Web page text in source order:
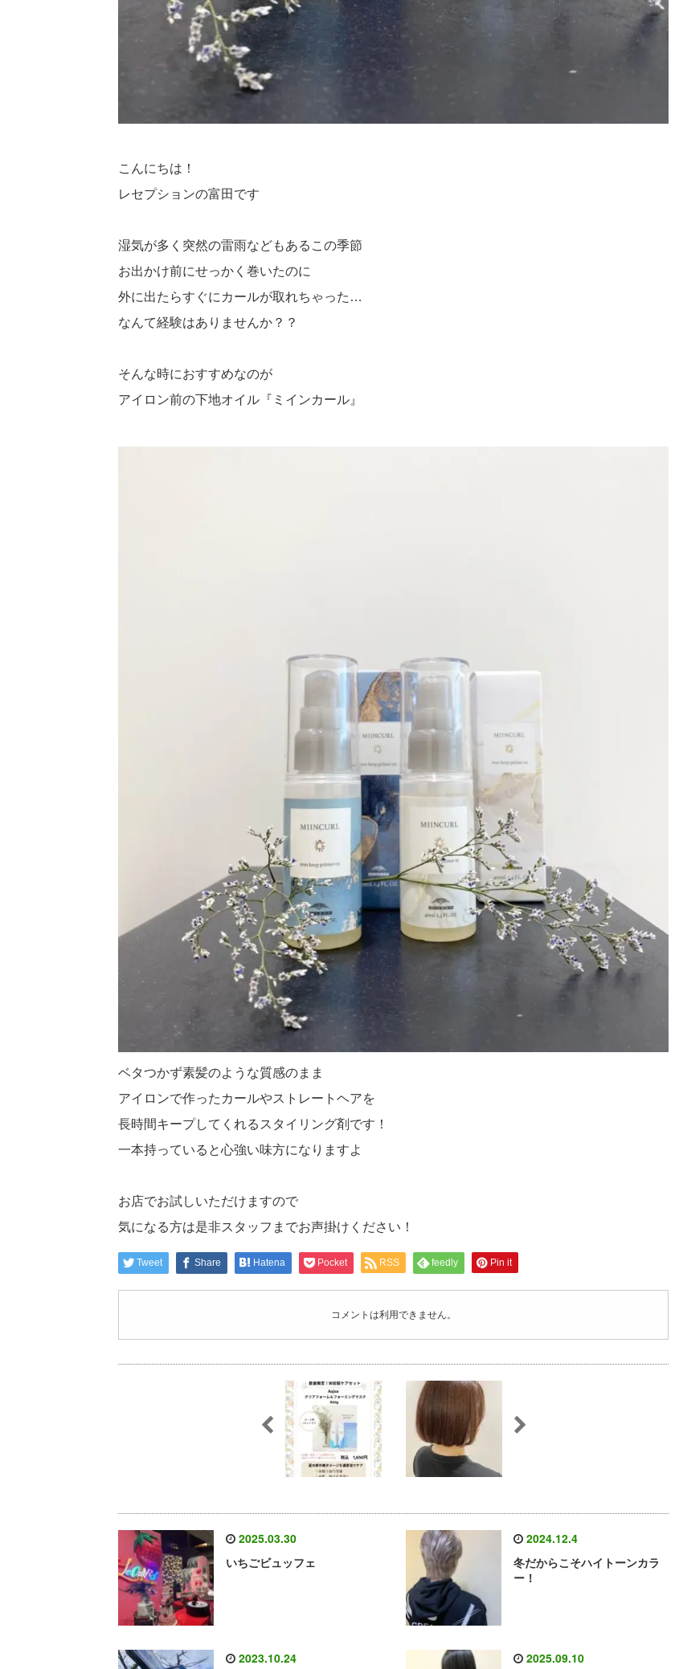
こんにちは！
レセプションの富田です
湿気が多く突然の雷雨などもあるこの季節
お出かけ前にせっかく巻いたのに
外に出たらすぐにカールが取れちゃった…
なんて経験はありませんか？？
そんな時におすすめなのが
アイロン前の下地オイル『ミインカール』
ベタつかず素髪のような質感のまま
アイロンで作ったカールやストレートヘアを
長時間キープしてくれるスタイリング剤です！
一本持っていると心強い味方になりますよ
お店でお試しいただけますので
気になる方は是非スタッフまでお声掛けください！
Tweet Share Hatena Pocket RSS feedly Pin it
コメントは利用できません。
2025.03.30
いちごビュッフェ
2024.12.4
冬だからこそハイトーンカラ
ー！
2023.10.24 2025.09.10